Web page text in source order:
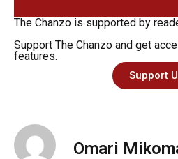
The Chanzo is supported by
Support The Chanzo and get
features.
Support
Omari